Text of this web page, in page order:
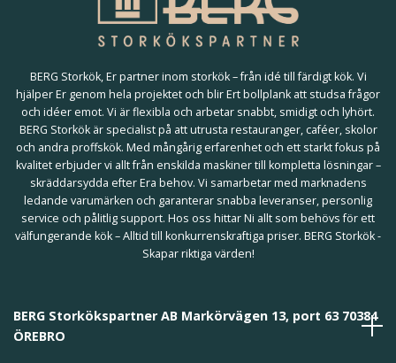
BERG Storkök, Er partner inom storkök – från idé till färdigt kök. Vi
hjälper Er genom hela projektet och blir Ert bollplank att studsa frågor
och idéer emot. Vi är flexibla och arbetar snabbt, smidigt och lyhört.
BERG Storkök är specialist på att utrusta restauranger, caféer, skolor
och andra proffskök. Med mångårig erfarenhet och ett starkt fokus på
kvalitet erbjuder vi allt från enskilda maskiner till kompletta lösningar –
skräddarsydda efter Era behov. Vi samarbetar med marknadens
ledande varumärken och garanterar snabba leveranser, personlig
service och pålitlig support. Hos oss hittar Ni allt som behövs för ett
välfungerande kök – Alltid till konkurrenskraftiga priser. BERG Storkök -
Skapar riktiga värden!
BERG Storkökspartner AB Markörvägen 13, port 63 70384
ÖREBRO